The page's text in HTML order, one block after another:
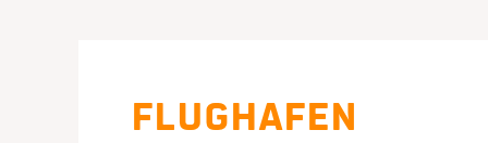
Flughafen